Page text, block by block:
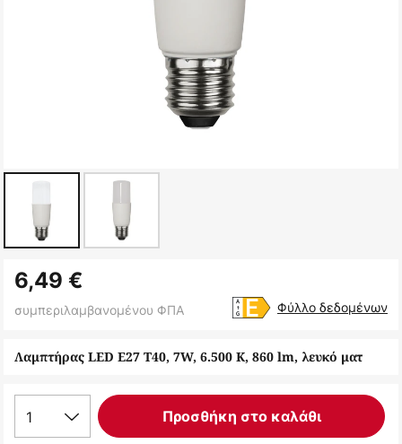
στην
αρχή
συλλογής
Λαμπτήρας LED E27 T40, 7W, 6.500 K, 860 lm, λευκό ματ
6,49 €
συμπεριλαμβανομένου ΦΠΑ Φύλλο δεδομένων
1 Προσθήκη στο καλάθι